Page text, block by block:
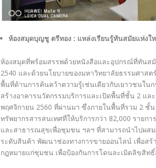
ห้องสมุดบุญชู ตรีทอง : แหล่งเรียนรู้ทันสมัยแห่งใ
ห้องสมุดที่พร้อมสรรพด้วยหนังสือและอุปกรณ์ที่ทันส
2540 และด้วยนโยบายของมหาวิทยาลัยธรรมศาส
พื้นที่ด้านการค้นคว้าความรู้เช่นเดียวกับเยาวชนใ
สร้างอาคารนวัตกรรมบริการและเปิดพื้นที่ชั้น 2 แล
พฤศจิกายน 2560 ที่ผ่านมา ซึ่งภายในพื้นที่รวม 2 ชั้
ทรัพยากรสารสนเทศที่ให้บริการกว่า 82,000 รายก
และสาธารณสุขเพื่อชุมชน ฯลฯ ที่สามารถนำไปผส
ระดับสินค้า พัฒนาช่องทางการขายออนไลน์ เพื่อสร้
กฎหมายแก่ชุมชน เพื่อป้องกันการโดนละเมิดลิขสิ